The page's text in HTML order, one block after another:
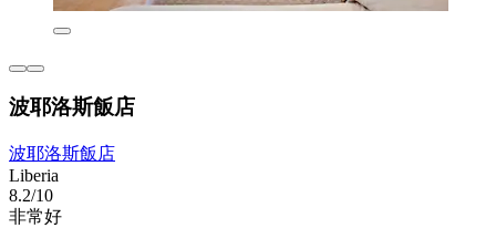
波耶洛斯飯店
波耶洛斯飯店
Liberia
8.2/10
非常好